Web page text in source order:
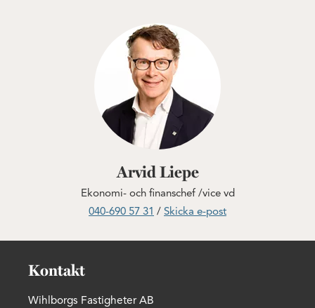
Arvid Liepe
Ekonomi- och finanschef /vice vd
040-690 57 31 / Skicka e-post
Kontakt
Wihlborgs Fastigheter AB